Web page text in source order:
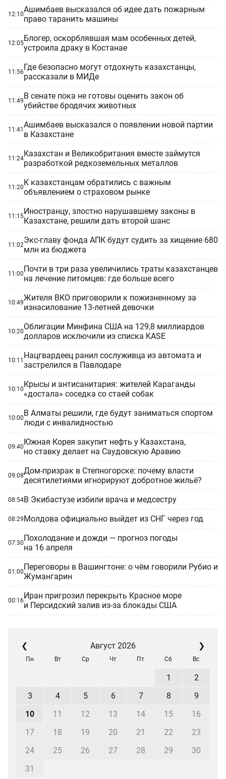
12:10Ашимбаев высказался об идее дать пожарным
право таранить машины
12:05Блогер, оскорблявшая мам особенных детей,
устроила драку в Костанае
11:56Где безопасно могут отдохнуть казахстанцы,
рассказали в МИДе
11:49В сенате пока не готовы оценить закон об
убийстве бродячих животных
11:41 Ашимбаев высказался о появлении новой партии
в Казахстане
11:24Казахстан и Великобритания вместе займутся
разработкой редкоземельных металлов
11:20К казахстанцам обратились с важным
объявлением о страховом рынке
11:15Иностранцу, злостно нарушавшему законы в
Казахстане, решили дать второй шанс
11:02Экс-главу фонда АПК будут судить за хищение 680
млн из бюджета
11:00Почти в три раза увеличились траты казахстанцев
на лечение питомцев: где больше всего
10:49Жителя ВКО приговорили к пожизненному за
изнасилование 13-летней девочки
10:20Облигации Минфина США на 129,8 миллиардов
долларов исключили из списка KASE
10:11 Нацгвардеец ранил сослуживца из автомата и
застрелился в Павлодаре
10:10Крысы и антисанитария: жителей Караганды
«достала» соседка со стаей собак
10:00В Алматы решили, где будут заниматься спортом
люди с инвалидностью
09:40Южная Корея закупит нефть у Казахстана,
но ставку делает на Саудовскую Аравию
09:08Дом-призрак в Степногорске: почему власти
десятилетиями игнорируют добротное жильё?
08:54В Экибастузе избили врача и медсестру
08:29Молдова официально выйдет из СНГ через год
07:30Похолодание и дожди — прогноз погоды
на 16 апреля
01:00Переговоры в Вашингтоне: о чём говорили Рубио и
Жумангарин
00:16Иран пригрозил перекрыть Красное море
и Персидский залив из-за блокады США
❮ Август 2026 ❯
Пн Вт Ср Чт Пт Сб Вс
1
2
3
4 5 6 7 8
9
10
11 12 13 14 15
16
17
18 19 20 21 22
23
24
25 26 27 28 29
30
31